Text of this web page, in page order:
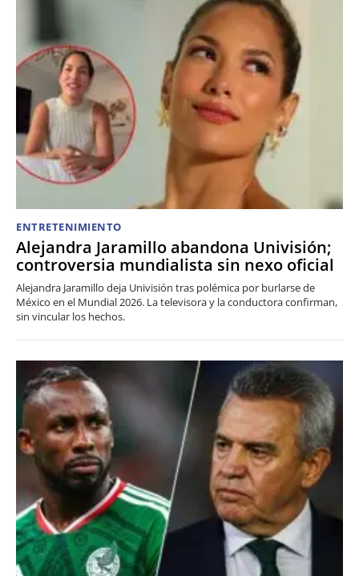
ENTRETENIMIENTO
Alejandra Jaramillo abandona Univisión;
controversia mundialista sin nexo oficial
Alejandra Jaramillo deja Univisión tras polémica por burlarse de
México en el Mundial 2026. La televisora y la conductora confirman,
sin vincular los hechos.